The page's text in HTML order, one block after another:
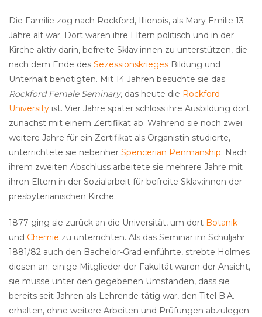
Die Familie zog nach Rockford, Illionois, als Mary Emilie 13
Jahre alt war. Dort waren ihre Eltern politisch und in der
Kirche aktiv darin, befreite Sklav:innen zu unterstützen, die
nach dem Ende des Sezessionskrieges Bildung und
Unterhalt benötigten. Mit 14 Jahren besuchte sie das
Rockford Female Seminary, das heute die Rockford
University ist. Vier Jahre später schloss ihre Ausbildung dort
zunächst mit einem Zertifikat ab. Während sie noch zwei
weitere Jahre für ein Zertifikat als Organistin studierte,
unterrichtete sie nebenher Spencerian Penmanship. Nach
ihrem zweiten Abschluss arbeitete sie mehrere Jahre mit
ihren Eltern in der Sozialarbeit für befreite Sklav:innen der
presbyterianischen Kirche.
1877 ging sie zurück an die Universität, um dort Botanik
und Chemie zu unterrichten. Als das Seminar im Schuljahr
1881/82 auch den Bachelor-Grad einführte, strebte Holmes
diesen an; einige Mitglieder der Fakultät waren der Ansicht,
sie müsse unter den gegebenen Umständen, dass sie
bereits seit Jahren als Lehrende tätig war, den Titel B.A.
erhalten, ohne weitere Arbeiten und Prüfungen abzulegen.